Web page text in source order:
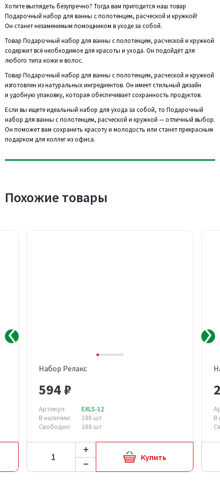
Хотите выглядеть безупречно? Тогда вам пригодится наш товар
Подарочный набор для ванны с полотенцем, расческой и кружкой!
Он станет незаменимым помощником в уходе за собой.
Товар Подарочный набор для ванны с полотенцем, расческой и кружкой
содержит всё необходимое для красоты и ухода. Он подойдёт для
любого типа кожи и волос.
Товар Подарочный набор для ванны с полотенцем, расческой и кружкой
изготовлен из натуральных ингредиентов. Он имеет стильный дизайн
и удобную упаковку, которая обеспечивает сохранность продуктов.
Если вы ищете идеальный набор для ухода за собой, то Подарочный
набор для ванны с полотенцем, расческой и кружкой — отличный выбор.
Он поможет вам сохранить красоту и молодость или станет прекрасным
подарком для коллег из офиса.
Похожие товары
Набор Релакс
594 ₽
Артикул:
EXLS-12
В наличии:
188 шт
Свободно:
188 шт
Купить
В